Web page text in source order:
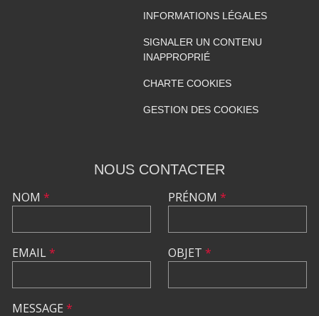
INFORMATIONS LÉGALES
SIGNALER UN CONTENU
INAPPROPRIÉ
CHARTE COOKIES
GESTION DES COOKIES
NOUS CONTACTER
NOM *
EMAIL*
PRÉNOM *
OBJET *
MESSAGE *